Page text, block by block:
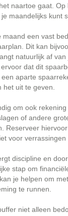
naartoe gaat. Op
maandelijks kunt
maand een vast
Dit kan
natuurlijk af
dat dit
aparte
uit te geven.
om ook
of andere
Reserveer
voor verrassingen
discipline en
stap om
je helpen om
te runnen.
niet alleen